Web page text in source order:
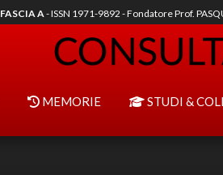
FASCIA A- ISSN 1971-9892 - Fondatore Prof.
MEMORIE STUDI &